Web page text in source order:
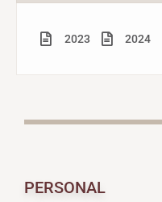
2023 2024
PERSONAL